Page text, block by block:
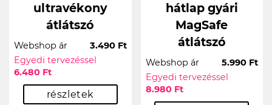
ultravékony
átlátszó
Webshop ár
3.490 Ft
Egyedi tervezéssel
6.480 Ft
részletek
hátlap gyári
MagSafe
átlátszó
Webshop ár
5.990 Ft
Egyedi tervezéssel
8.980 Ft